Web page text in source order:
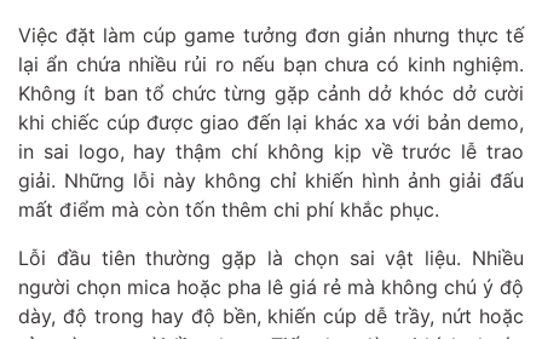
Việc đặt làm cúp game tưởng đơn giản nhưng thực tế
lại ẩn chứa nhiều rủi ro nếu bạn chưa có kinh nghiệm.
Không ít ban tổ chức từng gặp cảnh dở khóc dở cười
khi chiếc cúp được giao đến lại khác xa với bản demo,
in sai logo, hay thậm chí không kịp về trước lễ trao
giải. Những lỗi này không chỉ khiến hình ảnh giải đấu
mất điểm mà còn tốn thêm chi phí khắc phục.
Lỗi đầu tiên thường gặp là chọn sai vật liệu. Nhiều
người chọn mica hoặc pha lê giá rẻ mà không chú ý độ
dày, độ trong hay độ bền, khiến cúp dễ trầy, nứt hoặc